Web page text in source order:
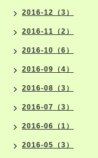
2016-12（3）
2016-11（2）
2016-10（6）
2016-09（4）
2016-08（3）
2016-07（3）
2016-06（1）
2016-05（3）